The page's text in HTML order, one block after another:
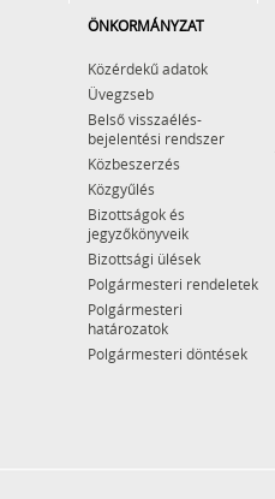
ÖNKORMÁNYZAT
Közérdekű adatok
Üvegzseb
Belső visszaélés-
bejelentési rendszer
Közbeszerzés
Közgyűlés
Bizottságok és
jegyzőkönyveik
Bizottsági ülések
Polgármesteri rendeletek
Polgármesteri
határozatok
Polgármesteri döntések